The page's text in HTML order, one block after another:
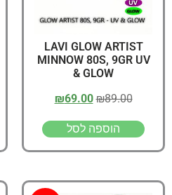
LAVI GLOW ARTIST
MINNOW 80S, 9GR UV
& GLOW
₪89.00
₪69.00
הוספה לסל